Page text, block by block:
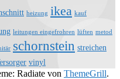
heizung ikea kauf
leitungen eingefrohren lüften metod
schornstein streichen
vinyl
Radiate von ThemeGrill.